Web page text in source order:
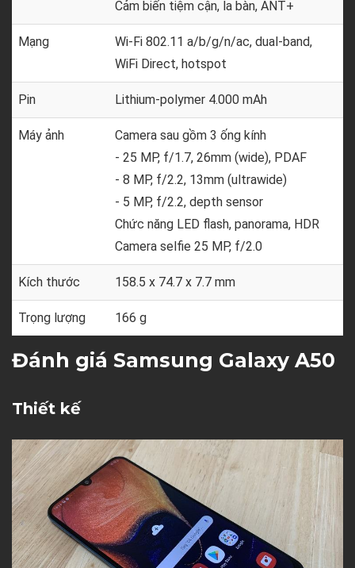
Cảm biến tiệm cận, la bàn, ANT+
Mạng
Wi-Fi 802.11 a/b/g/n/ac, dual-band,
WiFi Direct, hotspot
Pin Lithium-polymer 4.000 mAh
Máy ảnh
Camera sau gồm 3 ống kính
- 25 MP, f/1.7, 26mm (wide), PDAF
- 8 MP, f/2.2, 13mm (ultrawide)
- 5 MP, f/2.2, depth sensor
Chức năng LED flash, panorama, HDR
Camera selfie 25 MP, f/2.0
Kích thước 158.5 x 74.7 x 7.7 mm
Trọng lượng 166 g
Đánh giá Samsung Galaxy A50
Thiết kế